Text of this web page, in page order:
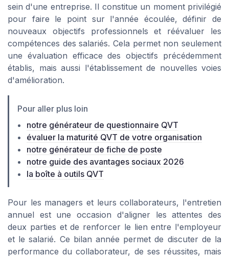
sein d'une entreprise. Il constitue un moment privilégié
pour faire le point sur l'année écoulée, définir de
nouveaux objectifs professionnels et réévaluer les
compétences des salariés. Cela permet non seulement
une évaluation efficace des objectifs précédemment
établis, mais aussi l'établissement de nouvelles voies
d'amélioration.
Pour aller plus loin
notre générateur de questionnaire QVT
évaluer la maturité QVT de votre organisation
notre générateur de fiche de poste
notre guide des avantages sociaux 2026
la boîte à outils QVT
Pour les managers et leurs collaborateurs, l'entretien
annuel est une occasion d'aligner les attentes des
deux parties et de renforcer le lien entre l'employeur
et le salarié. Ce bilan année permet de discuter de la
performance du collaborateur, de ses réussites, mais